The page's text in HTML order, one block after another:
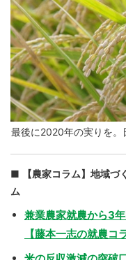
最後に2020年の実りを。
【農家コラム】地域
ム
兼業農家就農から3
【藤本一志の就農コ